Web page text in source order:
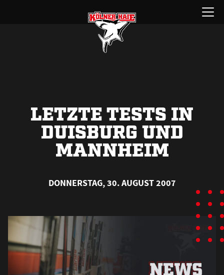
Menü
öffnen
LETZTE TESTS IN
DUISBURG UND
MANNHEIM
DONNERSTAG, 30. AUGUST 2007